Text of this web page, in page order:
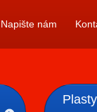
Napište nám